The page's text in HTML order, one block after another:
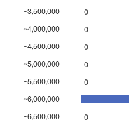
~3,500,000
0
~4,000,000
0
~4,500,000
0
~5,000,000
0
~5,500,000
0
~6,000,000
~6,500,000
0